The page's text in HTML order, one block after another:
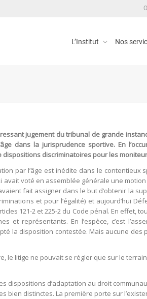
L’Institut Nos
jugement du tribunal de grande
dans la jurisprudence sportive. En
discriminatoires pour les
par l’âge est inédite dans le contentieux
avait voté en assemblée générale une
fait assigner dans le but d’obtenir la
et pour l’égalité) et aujourd’hui
121-2 et 225-2 du Code pénal. En effet,
représentants. En l’espèce, c’est
la disposition contestée. Mais aucune des
litige ne pouvait se régler que sur le
dispositions d’adaptation au droit
distinctes. La première porte sur